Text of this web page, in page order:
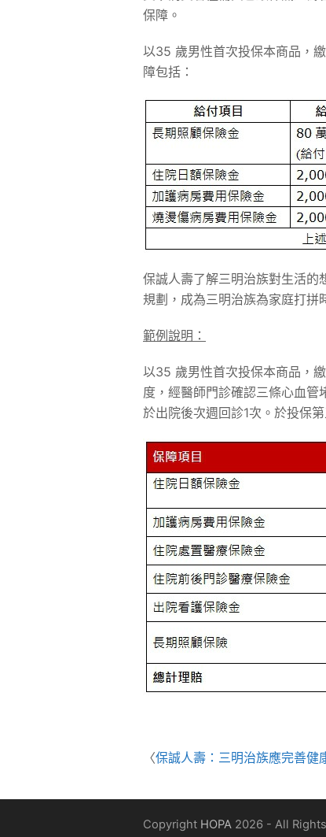
保障。
以35 歲男性首次投保本商品，
障包括：
保誠人壽了解三明治族對生活的
規劃，成為三明治族為家庭打拼
範例說明：
以35 歲男性首次投保本商品，
度，經醫師門診確認三條心血
於出院後次週回診1次。於投保
〈保誠人壽：三明治族應完善健
Copyright HOPA 2026 - All